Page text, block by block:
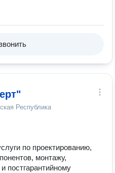
Республика
по проектированию,
монтажу,
постгарантийному